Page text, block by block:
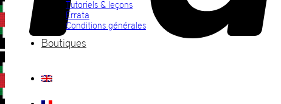
Tutoriels & leçons
Errata
Conditions générales
Boutiques